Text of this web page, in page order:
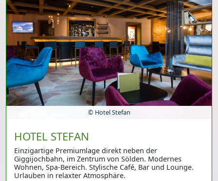
© Hotel Stefan
HOTEL STEFAN
Einzigartige Premiumlage direkt neben der
Giggijochbahn, im Zentrum von Sölden. Modernes
Wohnen, Spa-Bereich. Stylische Café, Bar und Lounge.
Urlauben in relaxter Atmosphäre.